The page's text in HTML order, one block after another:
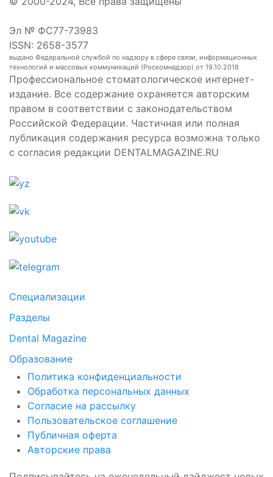
Эл № ФС77-73983
ISSN: 2658-3577
выдано Федеральной службой по надзору в сфере связи, информационных
технологий и массовых коммуникаций (Роскомнадзор) от 19.10.2018
Профессиональное стоматологическое интернет-
издание. Все содержание охраняется авторским
правом в соответствии с законодательством
Российской Федерации. Частичная или полная
публикация содержания ресурса возможна только
с согласия редакции DENTALMAGAZINE.RU
Специализации
Разделы
Dental Magazine
Образование
Политика конфиденциальности
Обработка персональных данных
Согласие на рассылку
Пользовательское соглашение
Публичная оферта
Авторские права